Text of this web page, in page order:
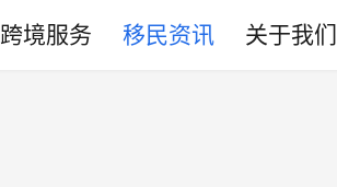
跨境服务 移民资讯 关于我们